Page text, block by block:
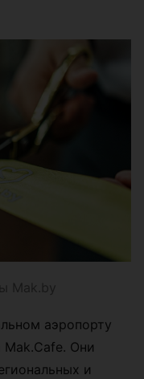
Mak.by
аэропорту
Mak.Cafe. Они
и